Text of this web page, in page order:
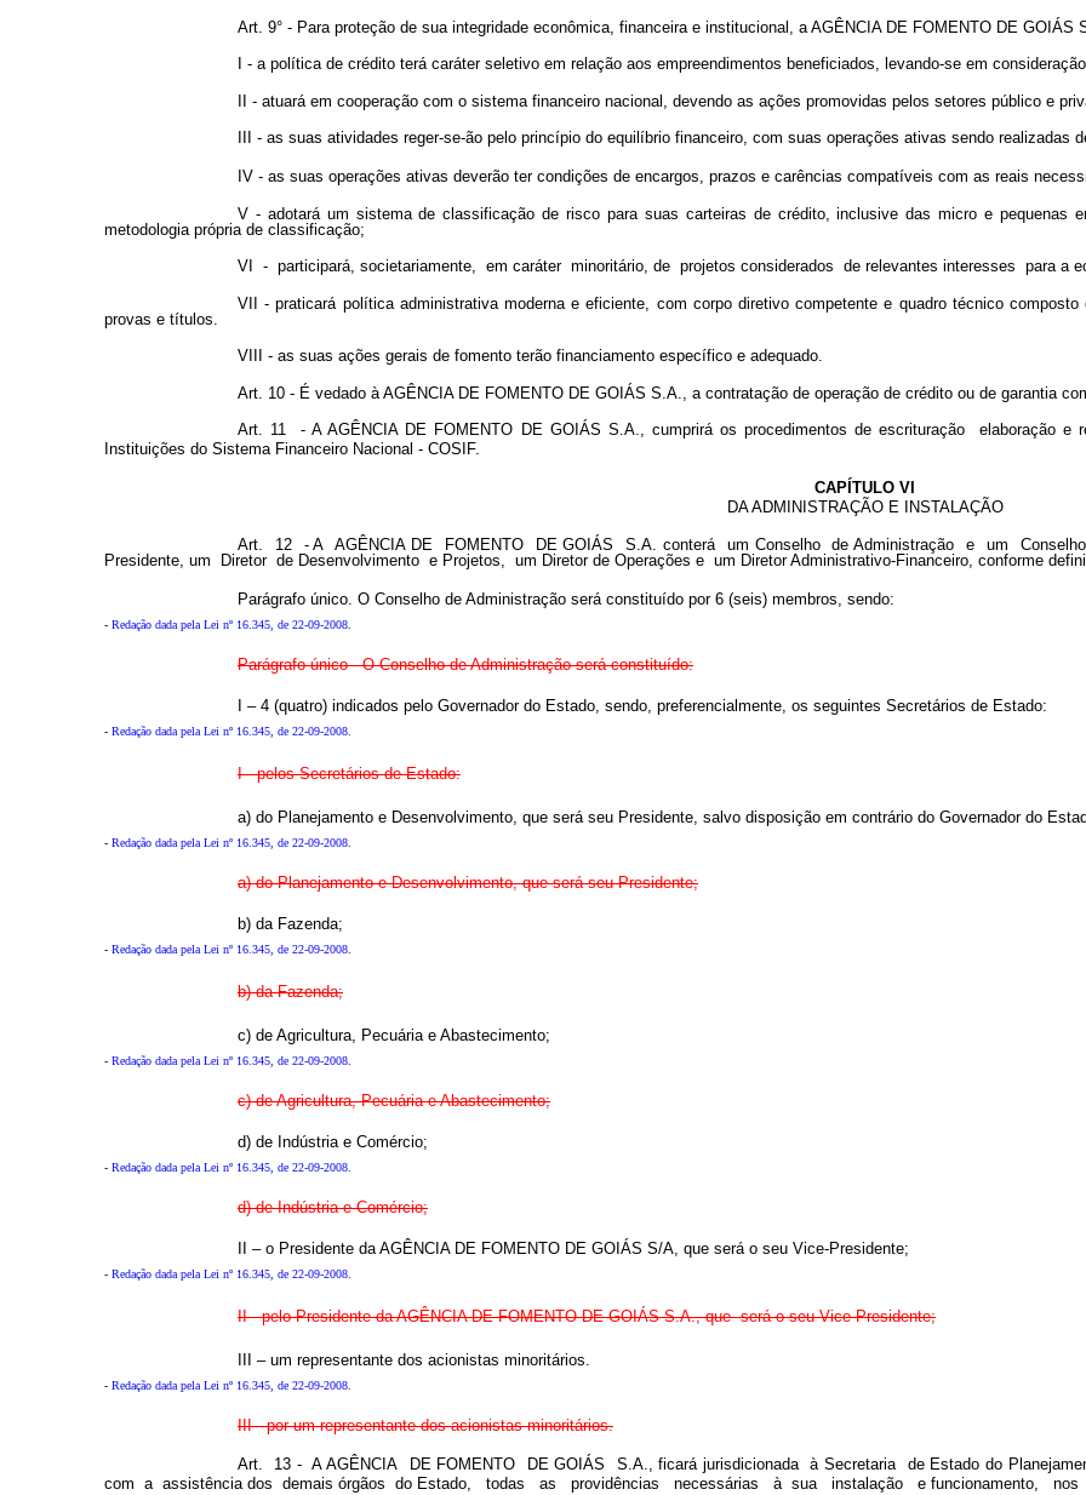
Art. 9° - Para proteção de sua integridade econômica, financeira e institucional, a AGÊNCIA DE FOMENTO DE GOIÁS
I - a política de crédito terá caráter seletivo em relação aos empreendimentos beneficiados, levando-se em
II - atuará em cooperação com o sistema financeiro nacional, devendo as ações promovidas pelos setores público e
III - as suas atividades reger-se-ão pelo princípio do equilíbrio financeiro, com suas operações ativas sendo realizadas
IV - as suas operações ativas deverão ter condições de encargos, prazos e carências compatíveis com as reais
V - adotará um sistema de classificação de risco para suas carteiras de crédito, inclusive das micro e pequenas
metodologia própria de classificação;
VI - participará, societariamente, em caráter minoritário, de projetos considerados de relevantes interesses para a
VII - praticará política administrativa moderna e eficiente, com corpo diretivo competente e quadro técnico
provas e títulos.
VIII - as suas ações gerais de fomento terão financiamento específico e adequado.
Art. 10 - É vedado à AGÊNCIA DE FOMENTO DE GOIÁS S.A., a contratação de operação de crédito ou de garantia
Art. 11 - A AGÊNCIA DE FOMENTO DE GOIÁS S.A., cumprirá os procedimentos de escrituração elaboração
Instituições do Sistema Financeiro Nacional - COSIF.
CAPÍTULO VI
DA ADMINISTRAÇÃO E INSTALAÇÃO
Art. 12 - A AGÊNCIA DE FOMENTO DE GOIÁS S.A. conterá um Conselho de Administração e um
Presidente, um Diretor de Desenvolvimento e Projetos, um Diretor de Operações e um Diretor Administrativo-Financeiro, conforme
Parágrafo único. O Conselho de Administração será constituído por 6 (seis) membros, sendo:
- Redação dada pela Lei nº 16.345, de 22-09-2008
Parágrafo único - O Conselho de Administração será constituído:
I – 4 (quatro) indicados pelo Governador do Estado, sendo, preferencialmente, os seguintes Secretários de Estado:
- Redação dada pela Lei nº 16.345, de 22-09-2008
I - pelos Secretários de Estado:
a) do Planejamento e Desenvolvimento, que será seu Presidente, salvo disposição em contrário do Governador do
- Redação dada pela Lei nº 16.345, de 22-09-2008
a) do Planejamento e Desenvolvimento, que será seu Presidente;
b) da Fazenda;
- Redação dada pela Lei nº 16.345, de 22-09-2008
b) da Fazenda;
c) de Agricultura, Pecuária e Abastecimento;
- Redação dada pela Lei nº 16.345, de 22-09-2008
c) de Agricultura, Pecuária e Abastecimento;
d) de Indústria e Comércio;
- Redação dada pela Lei nº 16.345, de 22-09-2008
d) de Indústria e Comércio;
II – o Presidente da AGÊNCIA DE FOMENTO DE GOIÁS S/A, que será o seu Vice-Presidente;
- Redação dada pela Lei nº 16.345, de 22-09-2008
II - pelo Presidente da AGÊNCIA DE FOMENTO DE GOIÁS S.A., que será o seu Vice-Presidente;
III – um representante dos acionistas minoritários.
- Redação dada pela Lei nº 16.345, de 22-09-2008
III - por um representante dos acionistas minoritários.
Art. 13 - A AGÊNCIA DE FOMENTO DE GOIÁS S.A., ficará jurisdicionada à Secretaria de Estado do
com a assistência dos demais órgãos do Estado, todas as providências necessárias à sua instalação e funcionamento,